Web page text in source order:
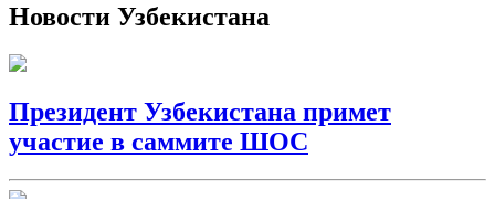
Новости Узбекистана
Президент Узбекистана примет
участие в саммите ШОС